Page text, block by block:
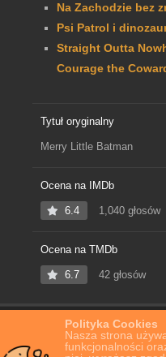
Polityka Cookies
Nasza strona
funkcjonalności
Na Zachodzie bez
Psi Patrol i
Straight Outta
Courage the
Tytuł oryginalny
Merry Little Batman
Ocena na IMDb
6.4 1,040 głosów
Ocena na TMDb
6.7 42 głosów
Film Online